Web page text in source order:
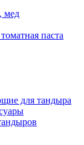
мед
паста
для тандыра